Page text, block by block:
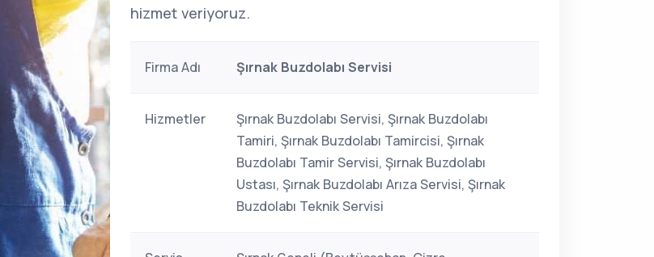
hizmet veriyoruz.
Firma Adı Şırnak Buzdolabı Servisi
Hizmetler
Şırnak Buzdolabı Servisi, Şırnak Buzdolabı
Tamiri, Şırnak Buzdolabı Tamircisi, Şırnak
Buzdolabı Tamir Servisi, Şırnak Buzdolabı
Ustası, Şırnak Buzdolabı Arıza Servisi, Şırnak
Buzdolabı Teknik Servisi